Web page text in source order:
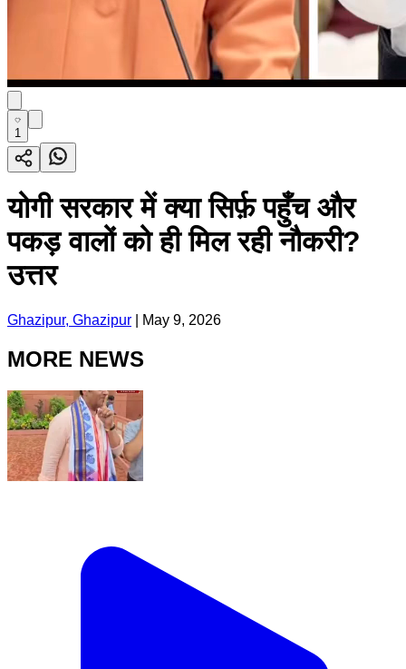
1
योगी सरकार में क्या सिर्फ़ पहुँच और
पकड़ वालों को ही मिल रही नौकरी?
उत्तर
Ghazipur, Ghazipur May 9, 2026
MORE NEWS